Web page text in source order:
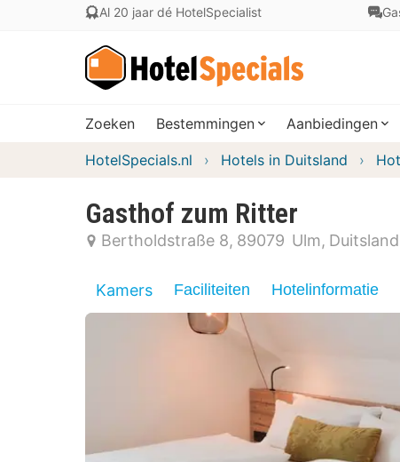
Al 20 jaar dé HotelSpecialist
Zoeken Bestemmingen Aanbiedingen
HotelSpecials.nl Hotels in Duitsland
Gasthof zum Ritter
Bertholdstraße 8 89079 Ulm Duitsland
Kamers Faciliteiten Hotelinformatie